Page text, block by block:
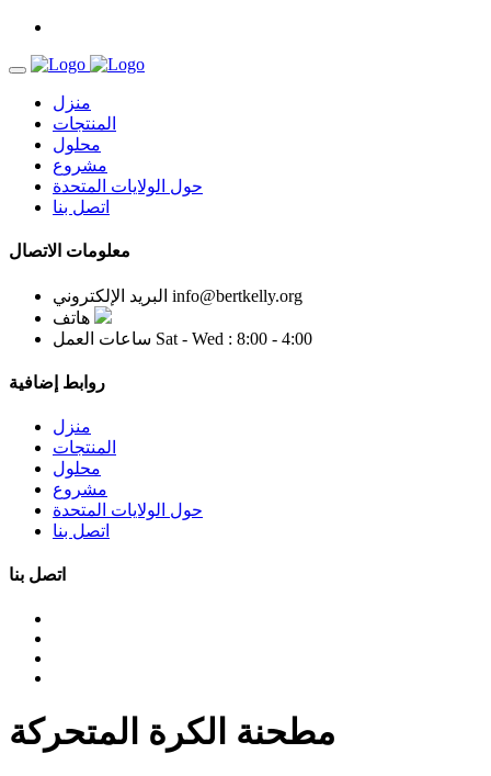
منزل
المنتجات
محلول
مشروع
حول الولايات المتحدة
اتصل بنا
معلومات الاتصال
البريد الإلكتروني info@bertkelly.org
هاتف
ساعات العمل Sat - Wed : 8:00 - 4:00
روابط إضافية
منزل
المنتجات
محلول
مشروع
حول الولايات المتحدة
اتصل بنا
اتصل بنا
مطحنة الكرة المتحركة